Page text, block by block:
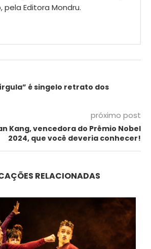
pela Editora Mondru.
é singelo retrato dos
próximo post
Kang, vencedora do Prêmio Nobel
2024, que você deveria conhecer!
RELACIONADAS